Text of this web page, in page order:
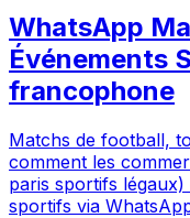
WhatsApp
Événements
francophone
Matchs de football,
comment les
paris sportifs
sportifs via